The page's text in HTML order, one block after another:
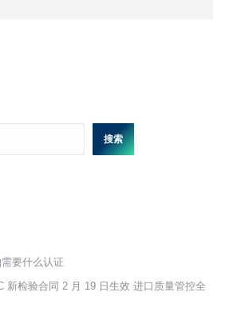
搜索
要什么认证
新检验合同 2 月 19 日生效 进口质量管控全